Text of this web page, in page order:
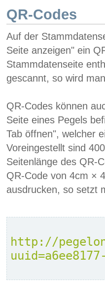
QR-Codes
Auf der
Seite anzeigen" ein
Stammdatenseite
gescannt, so wird
QR-Codes können
Seite eines Pegels
Tab öffnen", welcher
Voreingestellt sind
Seitenlänge des QR-
QR-Code von 4cm ×
ausdrucken, so setzt
http://